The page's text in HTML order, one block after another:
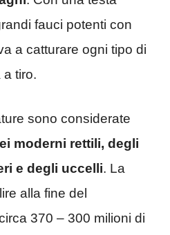
fauci potenti con
a catturare ogni tipo di
tiro.
sono considerate
moderni rettili, degli
e degli uccelli. La
alla fine del
370 – 300 milioni di